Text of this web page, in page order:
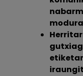
modura